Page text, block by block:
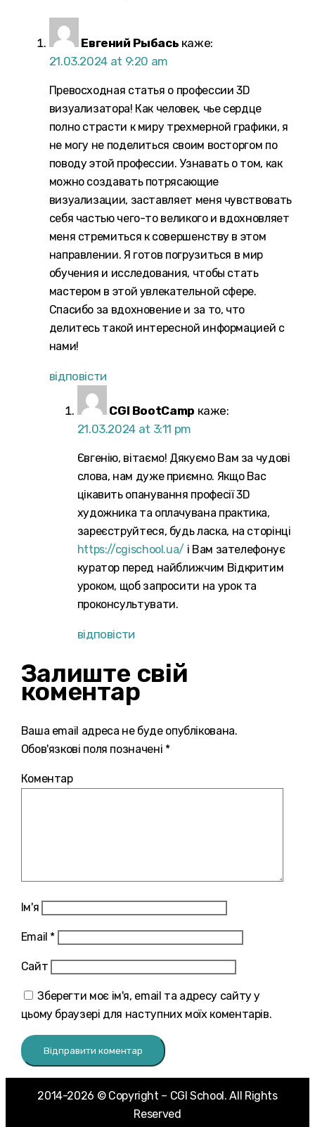
Евгений Рыбась каже:
21.03.2024 at 9:20 am
Превосходная статья о профессии 3D
визуализатора! Как человек, чье сердце
полно страсти к миру трехмерной графики, я
не могу не поделиться своим восторгом по
поводу этой профессии. Узнавать о том, как
можно создавать потрясающие
визуализации, заставляет меня чувствовать
себя частью чего-то великого и вдохновляет
меня стремиться к совершенству в этом
направлении. Я готов погрузиться в мир
обучения и исследования, чтобы стать
мастером в этой увлекательной сфере.
Спасибо за вдохновение и за то, что
делитесь такой интересной информацией с
нами!
відповісти
CGI BootCamp каже:
21.03.2024 at 3:11 pm
Євгенію, вітаємо! Дякуємо Вам за чудові
слова, нам дуже приємно. Якщо Вас
цікавить опанування професії 3D
художника та оплачувана практика,
зареєструйтеся, будь ласка, на сторінці
https://cgischool.ua/ і Вам зателефонує
куратор перед найближчим Відкритим
уроком, щоб запросити на урок та
проконсультувати.
відповісти
Залиште свій
коментар
Ваша email адреса не буде опублікована.
Обов'язкові поля позначені *
Коментар
Ім'я
Email *
Сайт
Зберегти моє ім'я, email та адресу сайту у
цьому браузері для наступних моїх коментарів.
2014-2026 © Copyright – CGI School. All Rights
Reserved